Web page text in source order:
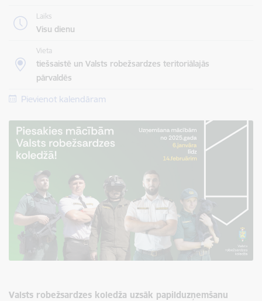
Laiks
Visu dienu
Vieta
tiešsaistē un Valsts robežsardzes teritoriālajās
pārvaldēs
Pievienot kalendāram
Valsts robežsardzes koledža uzsāk papilduzņemšanu